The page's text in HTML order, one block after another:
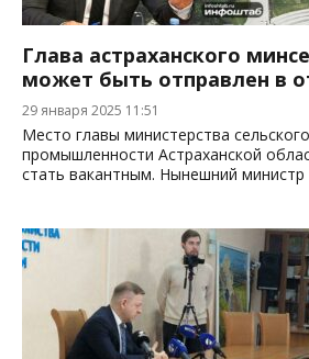
Глава астраханского
может быть отправлен в
29 января 2025 11:51
Место главы министерства
промышленности Астраханской
стать вакантным. Нынешний министр